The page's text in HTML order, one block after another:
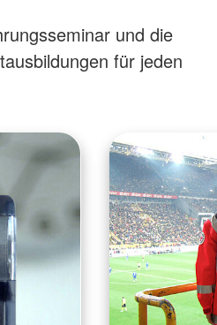
und die
für jeden